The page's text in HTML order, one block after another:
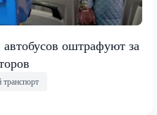
оштрафуют за